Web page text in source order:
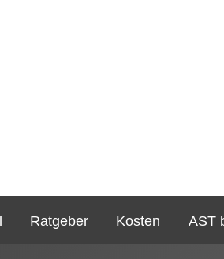
Ratgeber Kosten AST